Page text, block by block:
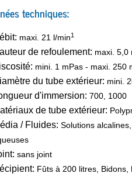
techniques:
maxi. 21 l/min1
de refoulement: maxi. 5,0
mini. 1 mPas - maxi. 250
du tube extérieur: mini.
d'immersion: 700, 1000
de tube extérieur:
/ Fluides: Solutions
sans joint
Fûts à 200 litres, Bidons,